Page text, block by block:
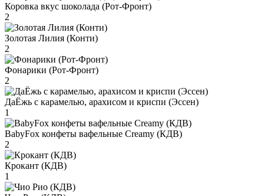
Коровка вкус шоколада (Рот-Фронт)
2
Золотая Лилия (Конти)
2
Фонарики (Рот-Фронт)
2
ДаЁжь с карамелью, арахисом и криспи (Эссен)
1
BabyFox конфеты вафельные Creamy (КДВ)
2
Крокант (КДВ)
1